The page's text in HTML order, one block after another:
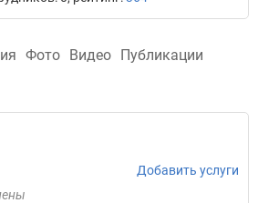
Фото Видео Публикации
Добавить услуги